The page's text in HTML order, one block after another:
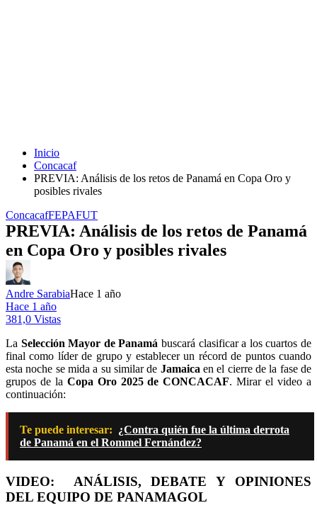
Inicio
Concacaf
PREVIA: Análisis de los retos de Panamá en Copa Oro y
posibles rivales
ConcacafFEPAFUT
PREVIA: Análisis de los retos de Panamá
en Copa Oro y posibles rivales
Andre SarabiaHace 1 año
Hace 1 año
381,0 Vistas
La Selección Mayor de Panamá buscará clasificar a los cuartos de
final como líder de grupo y establecer un récord de puntos cuando
esta noche se mida a su similar de Jamaicaen el cierre de la fase de
grupos de la Copa Oro 2025 de CONCACAF. Mirar el video a
continuación:
Te puede interesar: ¿Contra quién fue la última derrota
de Panamá en el Rommel Fernández?
VIDEO: ANÁLISIS, DEBATE Y OPINIONES
DEL EQUIPO DE PANAMAGOL